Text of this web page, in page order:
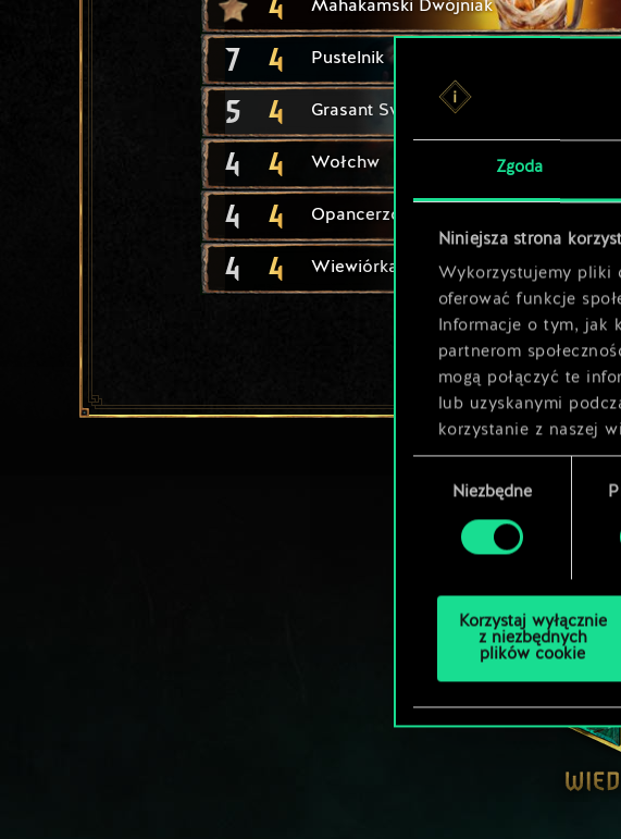
Zgoda
Niniejsza strona
Wykorzystujemy pliki
oferować funkcje
Informacje o tym, jak
partnerom
mogą połączyć te
lub uzyskanymi
korzystanie z naszej
zgodyNiezbędne
Korzystaj wyłącznie
z niezbędnych
plików cookie
4 Mahakamski Dwójniak
7 4 Pustelnik
5 4 Grasant Svalbloda
4 4 Wołchw
4 4 Opancerzony drakkar
4 4 Wiewiórka